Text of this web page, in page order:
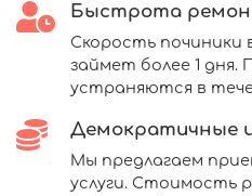
Быстрота
Скорость починики
займет более 1
устраняются в
Демократичные
Мы предлагаем
услуги. Стоимость